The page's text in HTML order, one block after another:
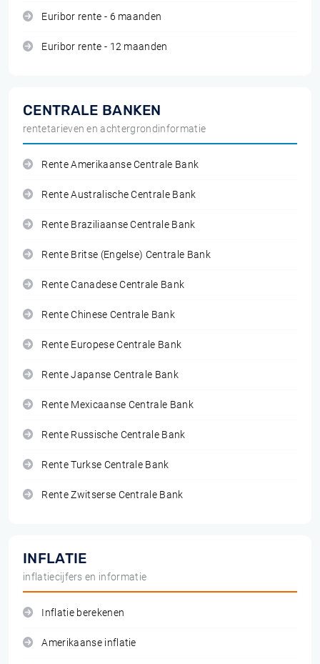
Euribor rente - 6 maanden
Euribor rente - 12 maanden
CENTRALE BANKEN
rentetarieven en achtergrondinformatie
Rente Amerikaanse Centrale Bank
Rente Australische Centrale Bank
Rente Braziliaanse Centrale Bank
Rente Britse (Engelse) Centrale Bank
Rente Canadese Centrale Bank
Rente Chinese Centrale Bank
Rente Europese Centrale Bank
Rente Japanse Centrale Bank
Rente Mexicaanse Centrale Bank
Rente Russische Centrale Bank
Rente Turkse Centrale Bank
Rente Zwitserse Centrale Bank
INFLATIE
inflatiecijfers en informatie
Inflatie berekenen
Amerikaanse inflatie